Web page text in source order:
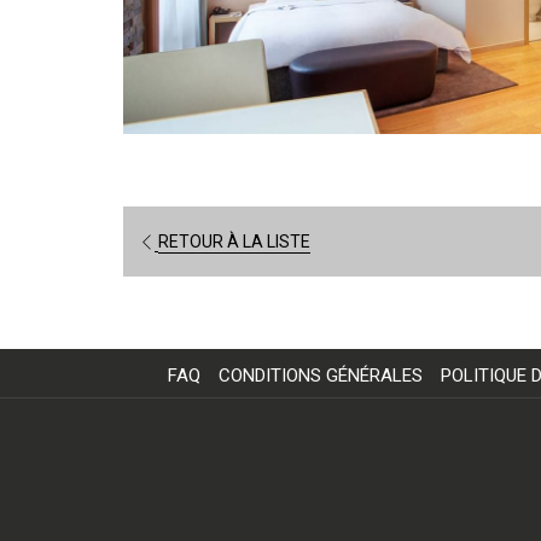
RETOUR À LA LISTE
FAQ CONDITIONS GÉNÉRALES POLITIQUE